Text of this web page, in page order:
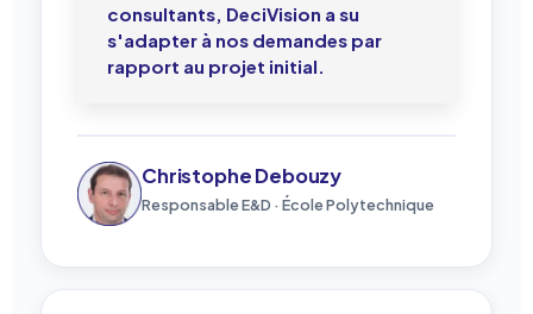
consultants, DeciVision a su
s'adapter à nos demandes par
rapport au projet initial.
Christophe Debouzy
Responsable E&D · École Polytechnique